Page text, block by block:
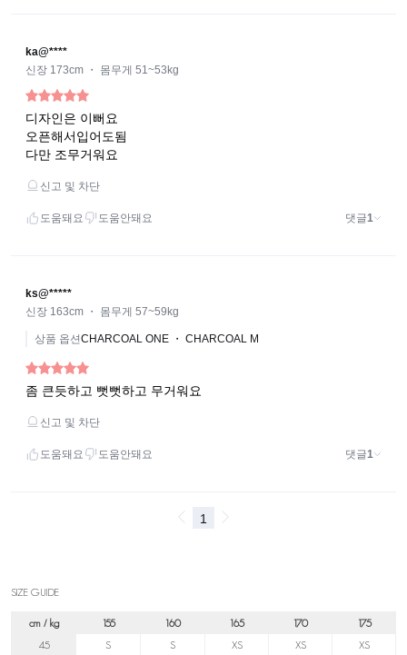
SIZE GUIDE
cm / kg 155 160 165 170
175
45
S S XS XS
XS